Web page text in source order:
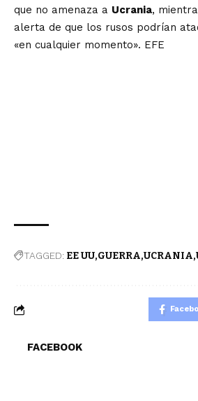
que no amenaza a Ucrania,
alerta de que los rusos podrían
«en cualquier momento». EFE
TAGGED: EE UU GUERRA UCRANIA
FACEBOOK